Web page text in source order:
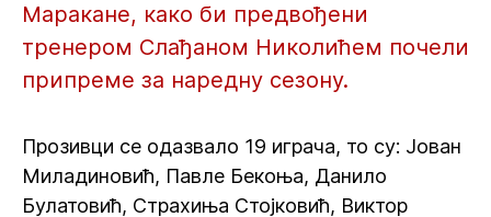
Маракане, како би предвођени
тренером Слађаном Николићем почели
припреме за наредну сезону.
Прозивци се одазвало 19 играча, то су: Јован
Миладиновић, Павле Бекоња, Данило
Булатовић, Страхиња Стојковић, Виктор